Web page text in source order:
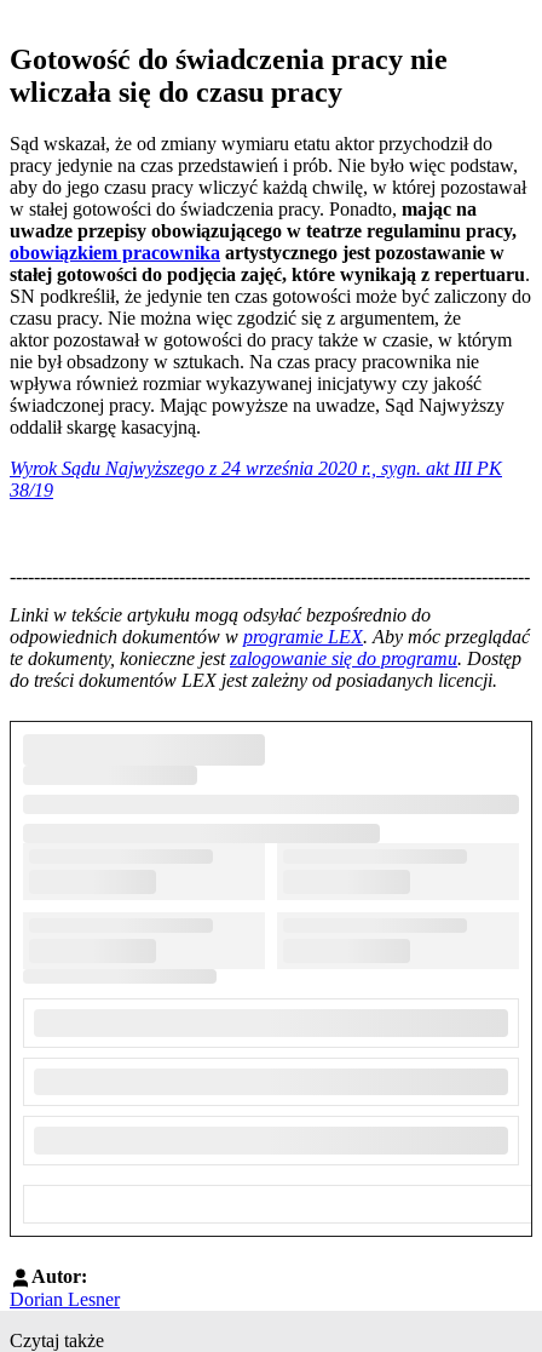
Gotowość do świadczenia pracy nie
wliczała się do czasu pracy
Sąd wskazał, że od zmiany wymiaru etatu aktor przychodził do
pracy jedynie na czas przedstawień i prób. Nie było więc podstaw,
aby do jego czasu pracy wliczyć każdą chwilę, w której pozostawał
w stałej gotowości do świadczenia pracy. Ponadto, mając na
uwadze przepisy obowiązującego w teatrze regulaminu pracy,
obowiązkiem pracownika artystycznego jest pozostawanie w
stałej gotowości do podjęcia zajęć, które wynikają z repertuaru.
SN podkreślił, że jedynie ten czas gotowości może być zaliczony do
czasu pracy. Nie można więc zgodzić się z argumentem, że
aktor pozostawał w gotowości do pracy także w czasie, w którym
nie był obsadzony w sztukach. Na czas pracy pracownika nie
wpływa również rozmiar wykazywanej inicjatywy czy jakość
świadczonej pracy. Mając powyższe na uwadze, Sąd Najwyższy
oddalił skargę kasacyjną.
Wyrok Sądu Najwyższego z 24 września 2020 r., sygn. akt III PK
38/19
--------------------------------------------------------------------------------------
Linki w tekście artykułu mogą odsyłać bezpośrednio do
odpowiednich dokumentów w programie LEX. Aby móc przeglądać
te dokumenty, konieczne jestzalogowanie się do programu. Dostęp
do treści dokumentów LEX jest zależny od posiadanych licencji.
Autor:
Dorian Lesner
Czytaj także